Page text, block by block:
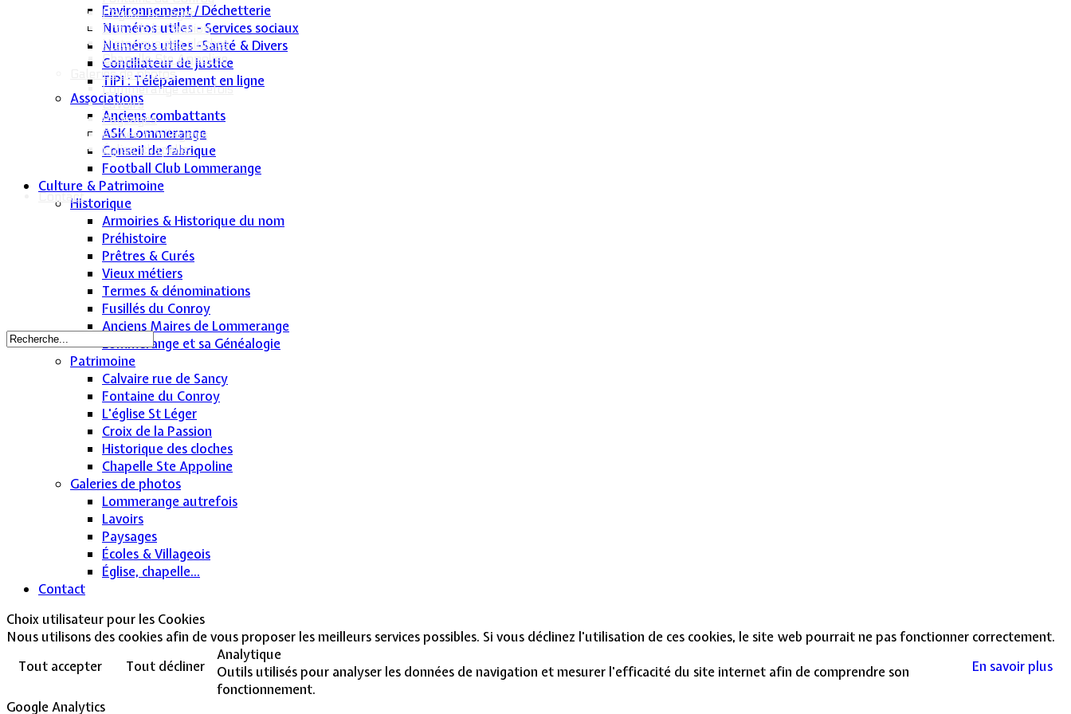
L'église St Léger
Croix de la Passion
Historique des cloches
Chapelle Ste Appoline
Galeries de photos
Lommerange autrefois
Lavoirs
Paysages
Écoles & Villageois
Église, chapelle...
Contact
Environnement / Déchetterie
Numéros utiles - Services sociaux
Numéros utiles -Santé & Divers
Conciliateur de justice
TIPI : Télépaiement en ligne
Associations
Anciens combattants
ASK Lommerange
Conseil de fabrique
Football Club Lommerange
Culture & Patrimoine
Historique
Armoiries & Historique du nom
Préhistoire
Prêtres & Curés
Vieux métiers
Termes & dénominations
Fusillés du Conroy
Anciens Maires de Lommerange
Lommerange et sa Généalogie
Patrimoine
Calvaire rue de Sancy
Fontaine du Conroy
L'église St Léger
Croix de la Passion
Historique des cloches
Chapelle Ste Appoline
Galeries de photos
Lommerange autrefois
Lavoirs
Paysages
Écoles & Villageois
Église, chapelle...
Contact
Choix utilisateur pour les Cookies
Nous utilisons des cookies afin de vous proposer les meilleurs services possibles. Si vous déclinez l'utilisation de ces cookies, le site web pourrait ne pas fonctionner correctement.
Tout accepter
Tout décliner En savoir plus
Analytique
Outils utilisés pour analyser les données de navigation et mesurer l'efficacité du site internet afin de comprendre son
fonctionnement.
Google Analytics